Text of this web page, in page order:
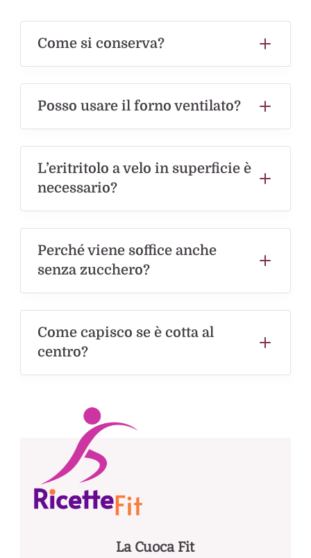
Come si conserva?
Posso usare il forno ventilato?
L’eritritolo a velo in superficie è
necessario?
Perché viene soffice anche
senza zucchero?
Come capisco se è cotta al
centro?
La Cuoca Fit